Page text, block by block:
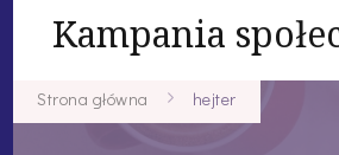
Kampania
Strona główna hejter